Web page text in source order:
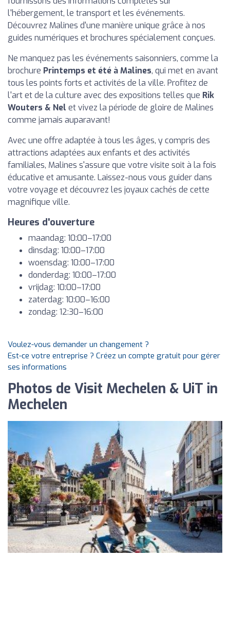
l'hébergement, le transport et les événements.
Découvrez Malines d'une manière unique grâce à nos
guides numériques et brochures spécialement conçues.
Ne manquez pas les événements saisonniers, comme la
brochure Printemps et été à Malines, qui met en avant
tous les points forts et activités de la ville. Profitez de
l'art et de la culture avec des expositions telles que Rik
Wouters & Nel et vivez la période de gloire de Malines
comme jamais auparavant!
Avec une offre adaptée à tous les âges, y compris des
attractions adaptées aux enfants et des activités
familiales, Malines s'assure que votre visite soit à la fois
éducative et amusante. Laissez-nous vous guider dans
votre voyage et découvrez les joyaux cachés de cette
magnifique ville.
Heures d'ouverture
maandag: 10:00–17:00
dinsdag: 10:00–17:00
woensdag: 10:00–17:00
donderdag: 10:00–17:00
vrijdag: 10:00–17:00
zaterdag: 10:00–16:00
zondag: 12:30–16:00
Voulez-vous demander un changement ?
Est-ce votre entreprise ? Créez un compte gratuit pour gérer
ses informations
Photos de Visit Mechelen & UiT in
Mechelen